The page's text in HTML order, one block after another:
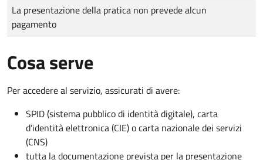
Tipo di pagamento
Importo
La presentazione della pratica non prevede alcun
pagamento
Cosa serve
Per accedere al servizio, assicurati di avere:
SPID (sistema pubblico di identità digitale), carta
d’identità elettronica (CIE) o carta nazionale dei servizi
(CNS)
tutta la documentazione prevista per la presentazione